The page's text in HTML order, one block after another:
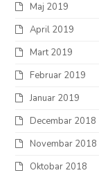
Maj 2019
April 2019
Mart 2019
Februar 2019
Januar 2019
Decembar 2018
Novembar 2018
Oktobar 2018